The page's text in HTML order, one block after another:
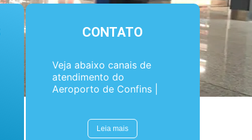
CONTATO
Veja abaixo canais de
atendimento do
Aeroporto de Confins |
Leia mais